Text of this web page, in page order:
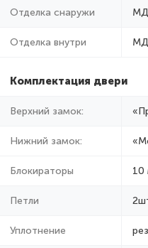
Отделка снаружи
Отделка внутри
Комплектация двери
Верхний замок:
Нижний замок:
Блокираторы 10
Петли
Уплотнение